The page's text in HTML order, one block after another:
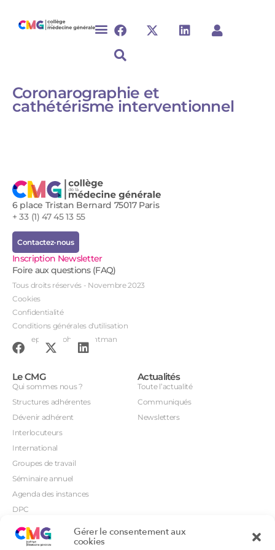
Gérer le consentement aux
cookies
Coronarographie et
cathétérisme interventionnel
6 place Tristan Bernard 75017 Paris
+ 33 (1) 47 45 13 55
Contactez-nous
Inscription Newsletter
Foire aux questions (FAQ)
Tous droits réservés - Novembre 2023
Cookies
Confidentialité
Conditions générales d'utilisation
Conception : John Brightman
Le CMG
Qui sommes nous ?
Structures adhérentes
Dévenir adhérent
Interlocuteurs
International
Groupes de travail
Séminaire annuel
Agenda des instances
DPC
Orientations prioritaires
Actualités
Toute l’actualité
Communiqués
Newsletters